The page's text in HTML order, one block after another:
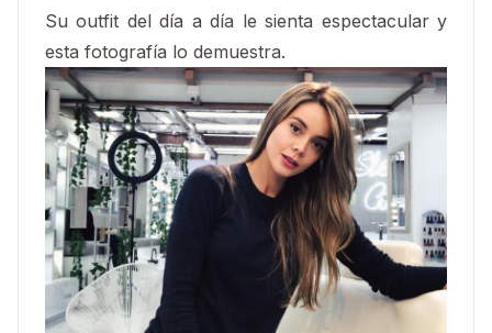
Su outfit del día a día le sienta espectacular y
esta fotografía lo demuestra.